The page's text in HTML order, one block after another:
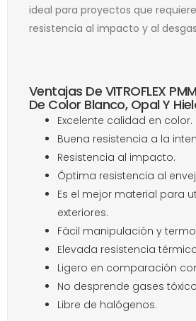
ideal para proyectos que
resistencia al impacto y al
Ventajas De VITROFLEX
De Color Blanco, Opal Y
Excelente calidad en color.
Buena resistencia a la
Resistencia al impacto.
Óptima resistencia al
Es el mejor material para
exteriores.
Fácil manipulación y
Elevada resistencia
Ligero en comparación
No desprende gases
Libre de halógenos.